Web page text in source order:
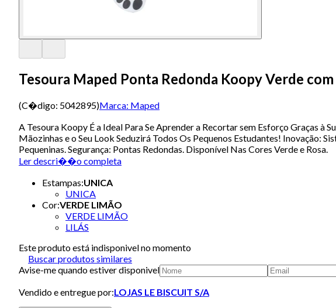
Tesoura Maped Ponta Redonda Koopy Verde
(C�digo: 5042895)Marca: Maped
A Tesoura Koopy É a Ideal Para Se Aprender a Recortar sem Esforço Graças à
Mãozinhas e o Seu Look Seduzirá Todos Os Pequenos Estudantes! Inovação:
Pequeninas. Segurança: Pontas Redondas. Disponível Nas Cores Verde e Rosa.
Ler descri��o completa
Estampas:UNICA
UNICA
Cor:VERDE LIMÃO
VERDE LIMÃO
LILÁS
Este produto está indisponivel no momento
Buscar produtos similares
Avise-me quando estiver disponivel
Vendido e entregue por:LOJAS LE BISCUIT S/A